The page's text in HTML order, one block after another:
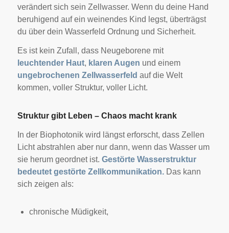
verändert sich sein Zellwasser. Wenn du deine Hand
beruhigend auf ein weinendes Kind legst, überträgst
du über dein Wasserfeld Ordnung und Sicherheit.
Es ist kein Zufall, dass Neugeborene mit
leuchtender Haut, klaren Augen und einem
ungebrochenen Zellwasserfeld auf die Welt
kommen, voller Struktur, voller Licht.
Struktur gibt Leben – Chaos macht krank
In der Biophotonik wird längst erforscht, dass Zellen
Licht abstrahlen aber nur dann, wenn das Wasser um
sie herum geordnet ist. Gestörte Wasserstruktur
bedeutet gestörte Zellkommunikation.Das kann
sich zeigen als:
chronische Müdigkeit,